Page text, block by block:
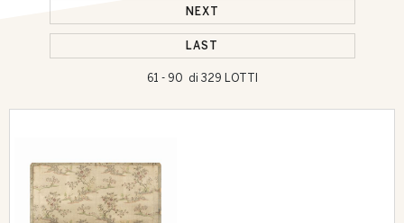
61 - 90 di 329 LOTTI
NEXT
LAST